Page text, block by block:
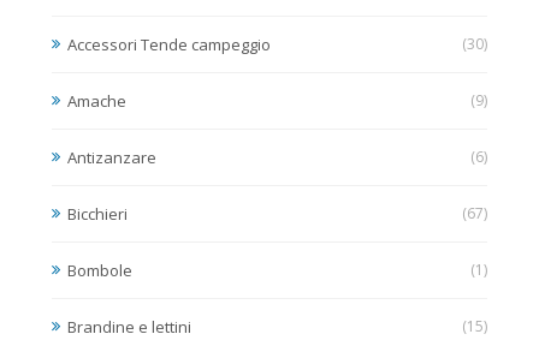
Accessori Tende campeggio (30)
Amache (9)
Antizanzare (6)
Bicchieri (67)
Bombole (1)
Brandine e lettini (15)